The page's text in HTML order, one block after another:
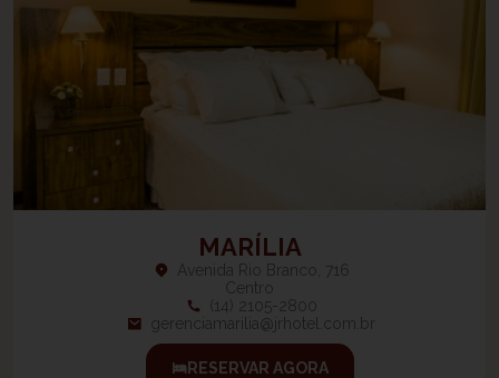
MARÍLIA
Avenida Rio Branco, 716
Centro
(14) 2105-2800
gerenciamarilia@jrhotel.com.br
RESERVAR AGORA